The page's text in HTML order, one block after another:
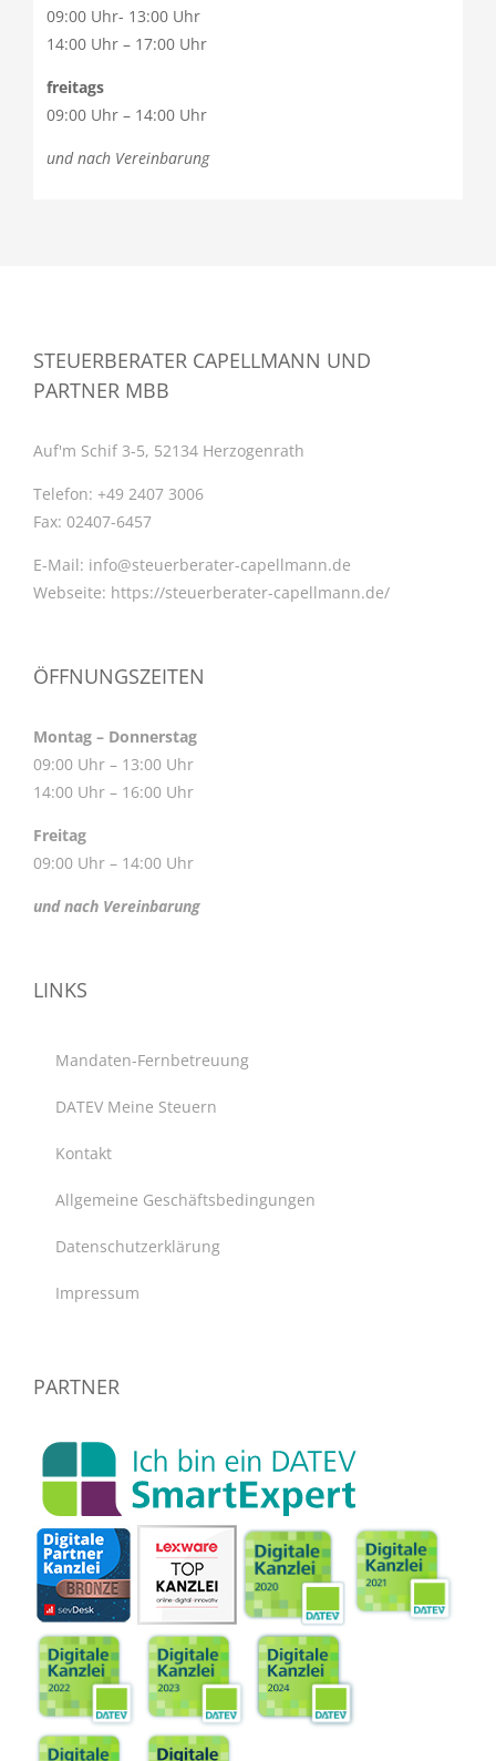
09:00 Uhr- 13:00 Uhr
14:00 Uhr – 17:00 Uhr
freitags
09:00 Uhr – 14:00 Uhr
und nach Vereinbarung
STEUERBERATER CAPELLMANN UND
PARTNER MBB
Auf'm Schif 3-5, 52134 Herzogenrath
Telefon: +49 2407 3006
Fax: 02407-6457
E-Mail: info@steuerberater-capellmann.de
Webseite: https://steuerberater-capellmann.de/
ÖFFNUNGSZEITEN
Montag – Donnerstag
09:00 Uhr – 13:00 Uhr
14:00 Uhr – 16:00 Uhr
Freitag
09:00 Uhr – 14:00 Uhr
und nach Vereinbarung
LINKS
Mandaten-Fernbetreuung
DATEV Meine Steuern
Kontakt
Allgemeine Geschäftsbedingungen
Datenschutzerklärung
Impressum
PARTNER